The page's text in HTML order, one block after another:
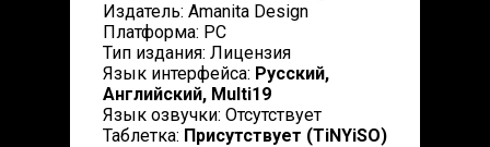
Издатель: Amanita Design
Платформа: PC
Тип издания: Лицензия
Язык интерфейса: Русский,
Английский, Multi19
Язык озвучки: Отсутствует
Таблетка: Присутствует (TiNYiSO)